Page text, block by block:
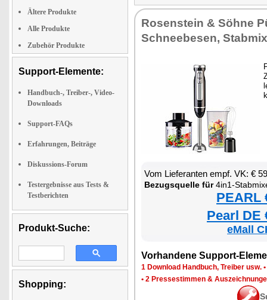
Ältere Produkte
Alle Produkte
Zubehör Produkte
Support-Elemente:
Handbuch-, Treiber-, Video-
Downloads
Support-FAQs
Erfahrungen, Beiträge
Diskussions-Forum
Testergebnisse aus Tests &
Testberichten
Produkt-Suche:
Shopping:
Rosenstein & Söhne
Schneebesen,
Vom Lieferanten empf. VK: €
Bezugsquelle für4in1-Stabmixer mit
PEARL
Pearl DE
eMall
Vorhandene Support-
1 Download Handbuch, Treiber usw. •
• 2 Pressestimmen &